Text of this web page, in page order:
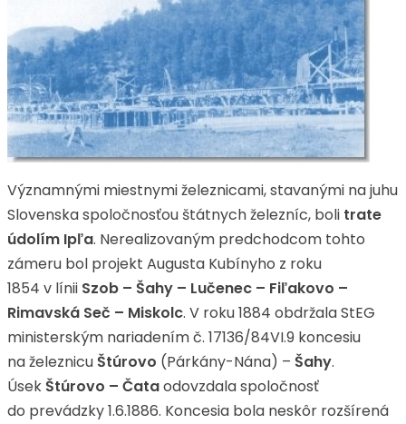
Významnými miestnymi železnicami, stavanými na juhu
Slovenska spoločnosťou štátnych železníc, boli trate
údolím Ipľa. Nerealizovaným predchodcom tohto
zámeru bol projekt Augusta Kubínyho z roku
1854 v línii Szob – Šahy – Lučenec – Fiľakovo –
Rimavská Seč – Miskolc. V roku 1884 obdržala StEG
ministerským nariadením č. 17136/84VI.9 koncesiu
na železnicu Štúrovo (Párkány-Nána) – Šahy.
Úsek Štúrovo – Čataodovzdala spoločnosť
do prevádzky 1.6.1886. Koncesia bola neskôr rozšírená